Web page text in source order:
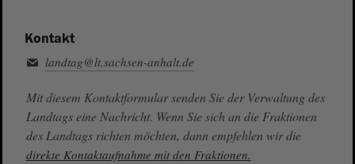
Kontakt
landtag@lt.sachsen-anhalt.de
Mit diesem Kontaktformular senden Sie der Verwaltung des
Landtags eine Nachricht. Wenn Sie sich an die Fraktionen
des Landtags richten möchten, dann empfehlen wir die
direkte Kontaktaufnahme mit den Fraktionen.